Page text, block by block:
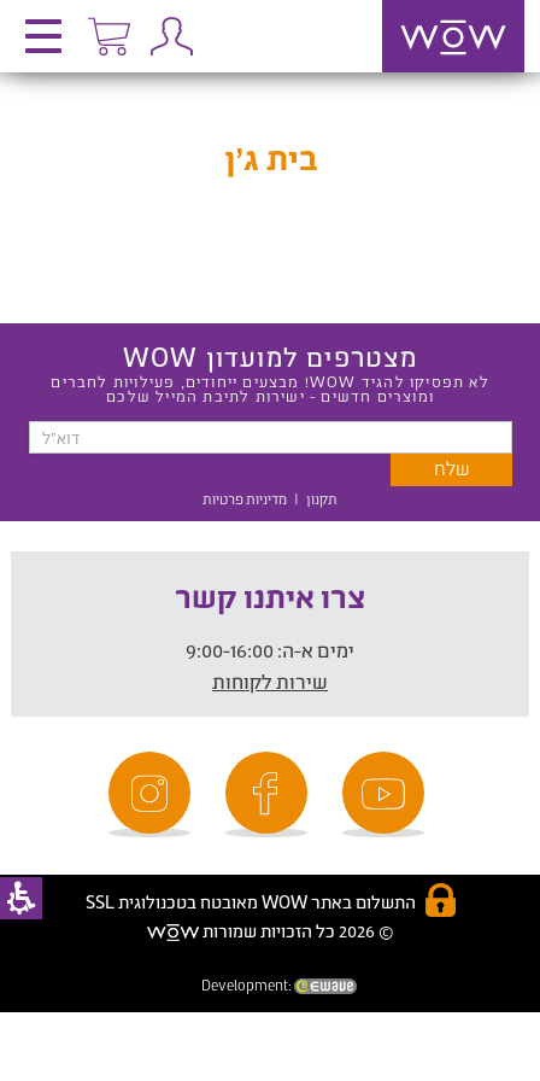
בית ג’ן
מצטרפים למועדון WOW
לא תפסיקו להגיד WOW! מבצעים ייחודים, פעילויות לחברים
ומוצרים חדשים - ישירות לתיבת המייל שלכם
תקנון | מדיניות פרטיות
צרו איתנו קשר
ימים א-ה:
שירות לקוחות
התשלום באתר WOW מאובטח בטכנולוגית SSL
© 2026 כל הזכויות שמורות
Development: